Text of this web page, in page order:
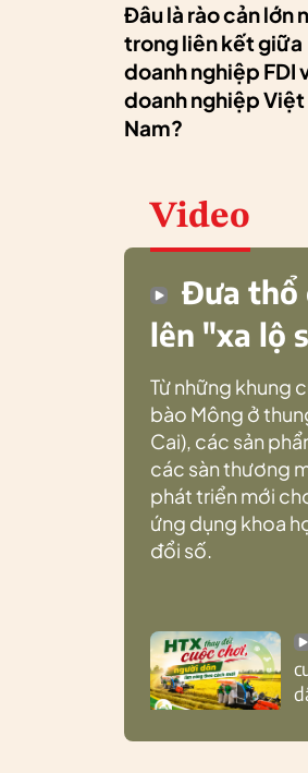
Đâu là rào cản lớn
trong liên kết giữa
doanh nghiệp FDI
doanh nghiệp Việt
Nam?
Video
Đưa thổ
lên "xa lộ
Từ những khung
bào Mông ở
Cai), các sản
các sàn thương
phát triển mới
ứng dụng khoa
đổi số.